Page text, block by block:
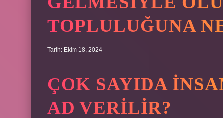
TOPLULUĞUNA
Tarih: Ekim 18, 2024
ÇOK SAYIDA
AD VERILIR?